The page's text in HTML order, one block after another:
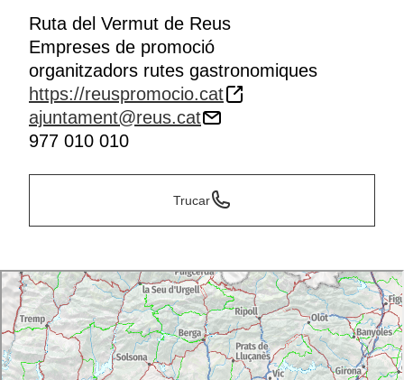
Ruta del Vermut de Reus
Empreses de promoció
organitzadors rutes gastronomiques
https://reuspromocio.cat
ajuntament@reus.cat
977 010 010
Trucar